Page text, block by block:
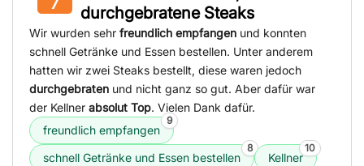
durchgebratene Steaks
Wir wurden sehr freundlich empfangen und konnten
schnell Getränke und Essen bestellen. Unter anderem
hatten wir zwei Steaks bestellt, diese waren jedoch
durchgebraten und nicht ganz so gut. Aber dafür war
der Kellner absolut Top. Vielen Dank dafür.
freundlich empfangen
9
schnell Getränke und Essen bestellen
8
Kellner
10